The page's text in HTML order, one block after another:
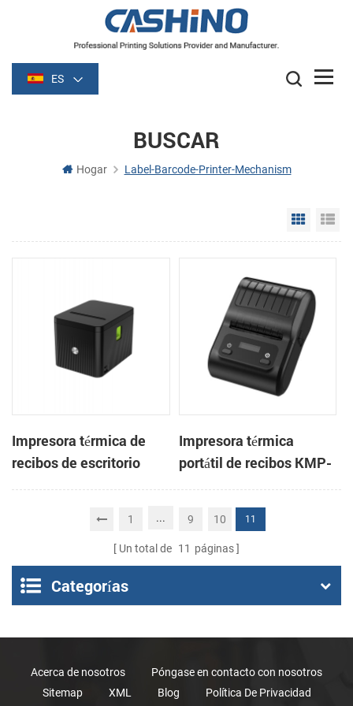
ES
BUSCAR
Hogar Label-Barcode-Printer-Mechanism
Grid
Impresora térmica de
recibos de escritorio
CSN-806 de 80 mm para
Impresora térmica
portátil de recibos KMP-
200 de 58 mm con
Bluetooth y Android
1 ... 9 10 11
Un total de 11 páginas
Categorías
Acerca de nosotros
Póngase en contacto con nosotros
Sitemap
XML Blog Política De Privacidad